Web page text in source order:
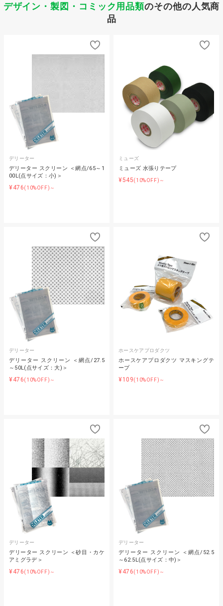
デザイン・製図・コミック用品類のその他の人気商
品
デリーター
デリーター スクリーン ＜網点/65～1
00L(点サイズ：小)＞
¥476(10%OFF)～
ミューズ
ミューズ 水張りテープ
¥545(10%OFF)～
デリーター
デリーター スクリーン ＜網点/27.5
～50L(点サイズ：大)＞
¥476(10%OFF)～
ホースケアプロダクツ
ホースケアプロダクツ マスキングテ
ープ
¥109(10%OFF)～
デリーター
デリーター スクリーン ＜砂目・カケ
アミグラデ＞
¥476(10%OFF)～
デリーター
デリーター スクリーン ＜網点/52.5
～62.5L(点サイズ：中)＞
¥476(10%OFF)～